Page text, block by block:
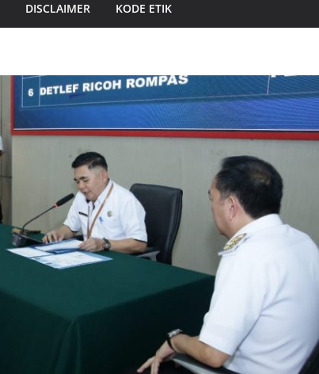
DISCLAIMER KODE ETIK